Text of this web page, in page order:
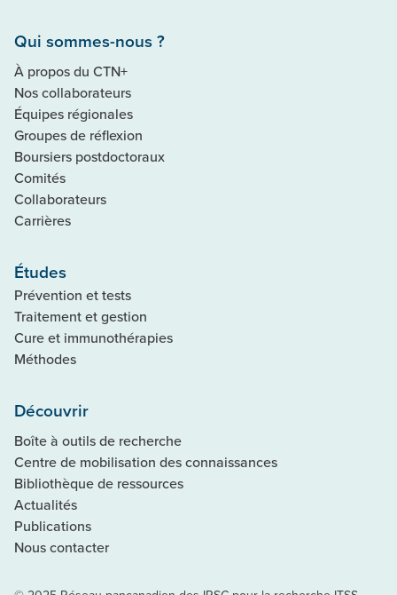
Qui sommes-nous ?
À propos du CTN+
Nos collaborateurs
Équipes régionales
Groupes de réflexion
Boursiers postdoctoraux
Comités
Collaborateurs
Carrières
Études
Prévention et tests
Traitement et gestion
Cure et immunothérapies
Méthodes
Découvrir
Boîte à outils de recherche
Centre de mobilisation des connaissances
Bibliothèque de ressources
Actualités
Publications
Nous contacter